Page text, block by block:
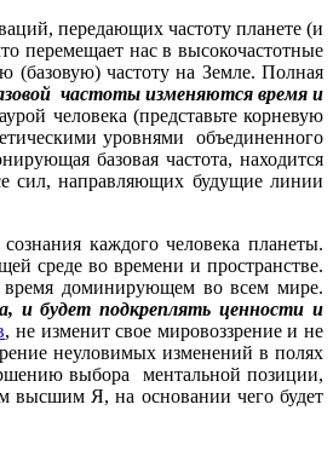
передающих частоту планете (и
перемещает нас в высокочастотные
(базовую) частоту на Земле. Полная
частоты изменяются время и
человека (представьте корневую
уровнями объединенного
базовая частота, находится
сил, направляющих будущие линии
каждого человека планеты.
среде во времени и пространстве.
время доминирующем во всем мире.
и будет подкреплять ценности и
, не изменит свое мировоззрение и не
неуловимых изменений в полях
выбора ментальной позиции,
высшим Я, на основании чего будет